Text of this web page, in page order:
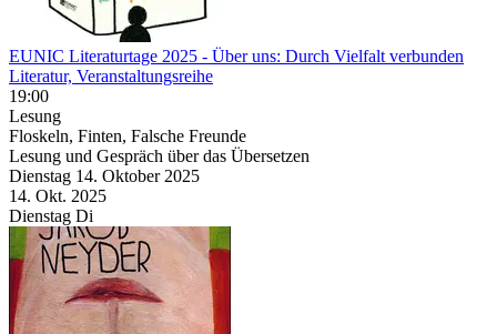
EUNIC Literaturtage 2025 - Über uns: Durch Vielfalt verbunden
Literatur, Veranstaltungsreihe
19:00
Lesung
Floskeln, Finten, Falsche Freunde
Lesung und Gespräch über das Übersetzen
Dienstag 14. Oktober 2025
14. Okt. 2025
Dienstag Di